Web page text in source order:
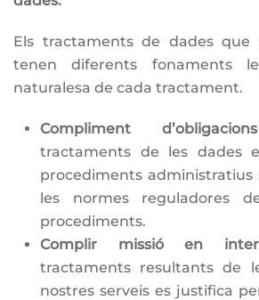
Els tractaments de dades
tenen diferents fonaments
naturalesa de cada tractament.
Compliment
tractaments de les dades
procediments administratius
les normes reguladores
procediments.
Complir missió en
tractaments resultants de
nostres serveis es justifica